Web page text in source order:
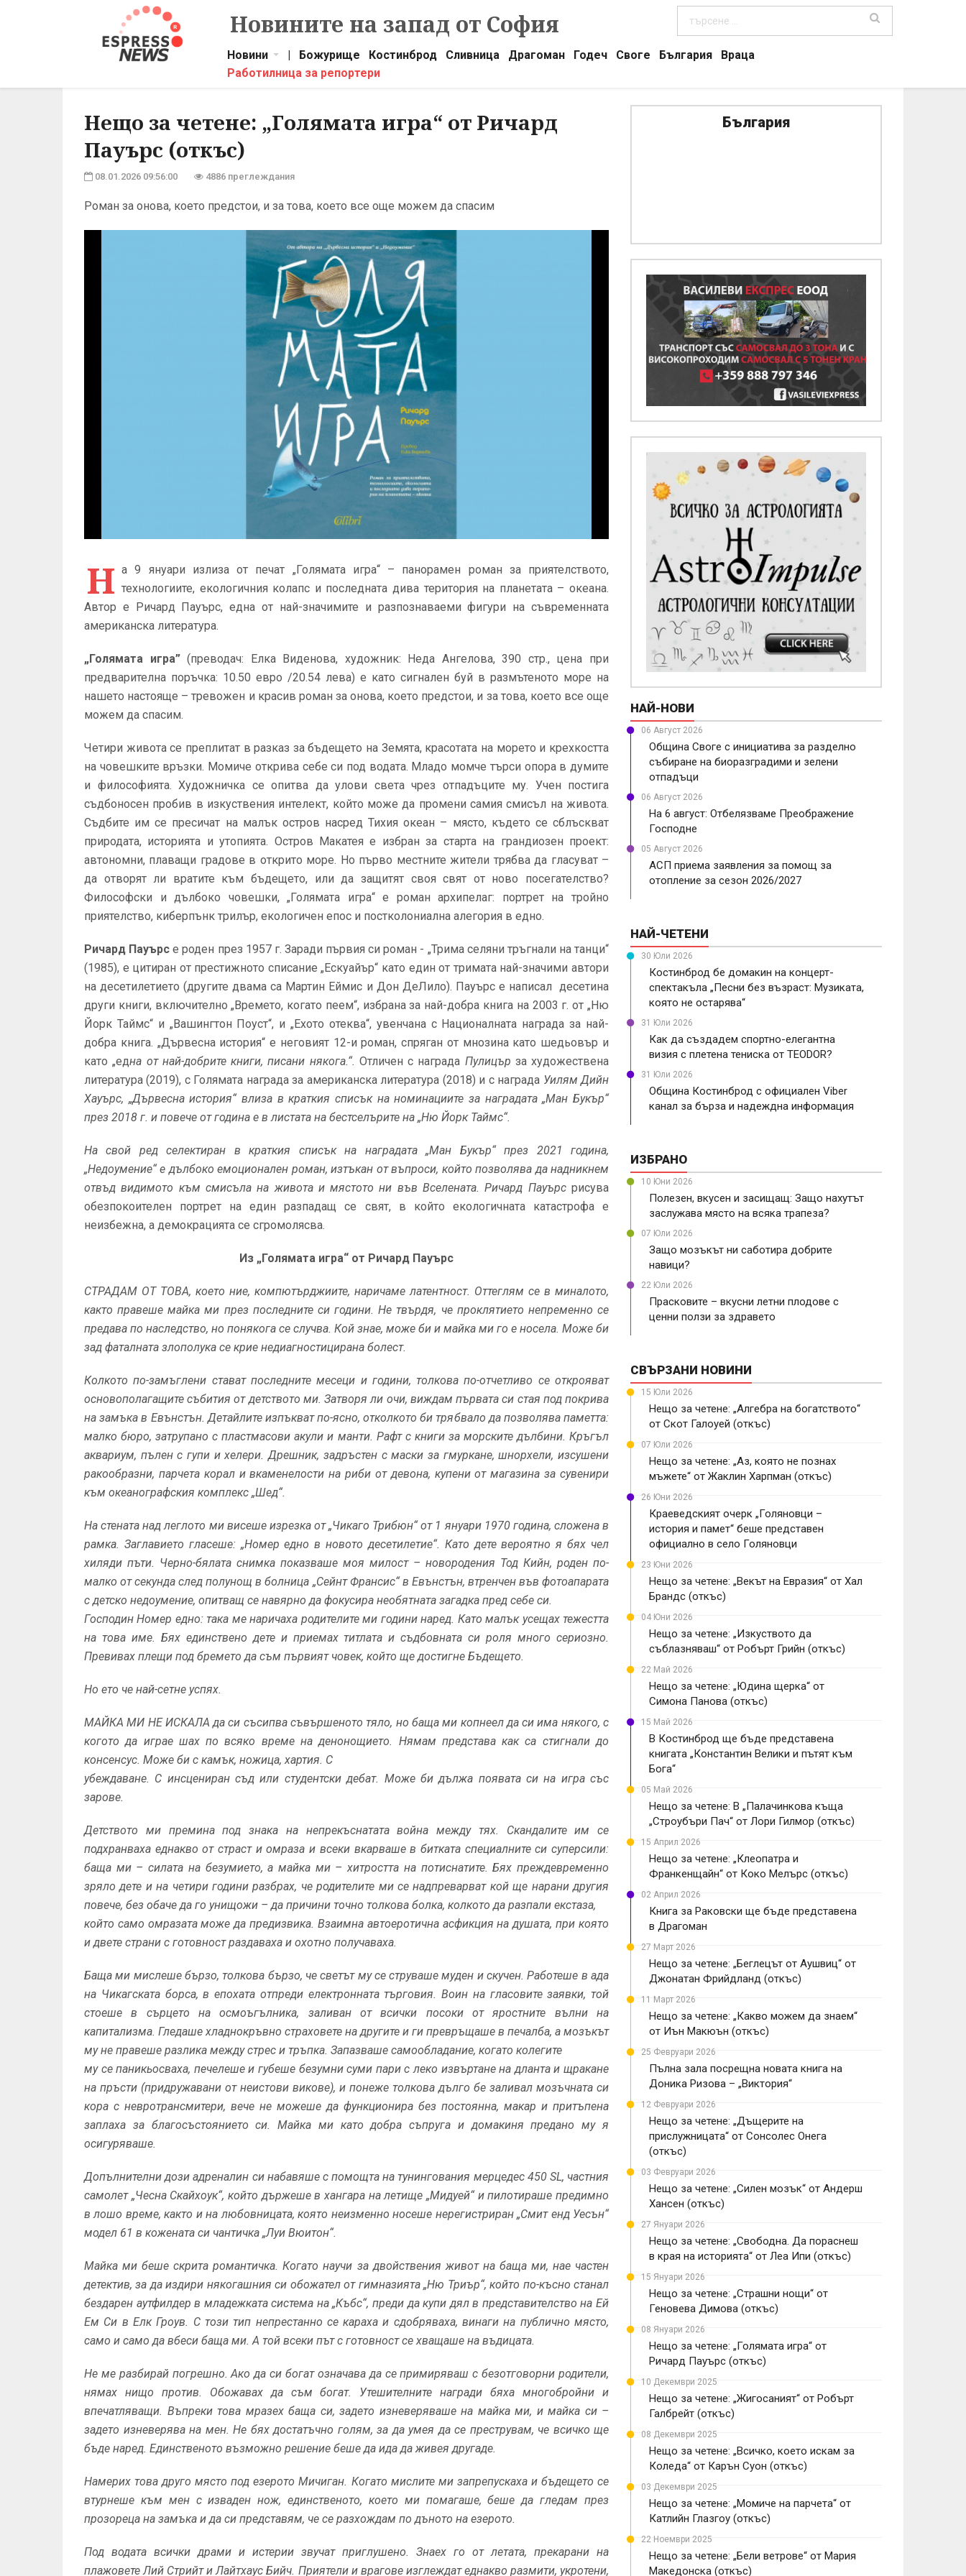
Новините на запад от София
Новини | Божурище Костинброд Сливница Драгоман Годеч Своге България
Враца
Работилница за репортери
Нещо за четене: „Голямата игра“ от Ричард
Пауърс (откъс)
08.01.2026 09:56:00 4886 преглеждания
Роман за онова, което предстои, и за това, което все още можем да спасим
Н а 9 януари излиза от печат „Голямата игра“ – панорамен роман за приятелството,
технологиите, екологичния колапс и последната дива територия на планетата – океана.
Автор е Ричард Пауърс, една от най-значимите и разпознаваеми фигури на съвременната
американска литература.
„Голямата игра”(преводач: Елка Виденова, художник: Неда Ангелова, 390 стр., цена при
предварителна поръчка: 10.50 евро /20.54 лева) е като сигнален буй в размътеното море на
нашето настояще – тревожен и красив роман за онова, което предстои, и за това, което все още
можем да спасим.
Четири живота се преплитат в разказ за бъдещето на Земята, красотата на морето и крехкостта
на човешките връзки. Момиче открива себе си под водата. Младо момче търси опора в думите
и философията. Художничка се опитва да улови света чрез отпадъците му. Учен постига
съдбоносен пробив в изкуствения интелект, който може да промени самия смисъл на живота.
Съдбите им се пресичат на малък остров насред Тихия океан – място, където се сблъскват
природата, историята и утопията. Остров Макатея е избран за старта на грандиозен проект:
автономни, плаващи градове в открито море. Но първо местните жители трябва да гласуват –
да отворят ли вратите към бъдещето, или да защитят своя свят от ново посегателство?
Философски и дълбоко човешки, „Голямата игра“ е роман архипелаг: портрет на тройно
приятелство, киберпънк трилър, екологичен епос и постколониална алегория в едно.
Ричард Пауърс е роден през 1957 г. Заради първия си роман - „Трима селяни тръгнали на танци“
(1985), е цитиран от престижното списание „Ескуайър“ като един от тримата най-значими автори
на десетилетието (другите двама са Мартин Еймис и Дон ДеЛило). Пауърс е написал десетина
други книги, включително „Времето, когато пеем“, избрана за най-добра книга на 2003 г. от „Ню
Йорк Таймс“ и „Вашингтон Поуст“, и „Ехото отеква“, увенчана с Националната награда за най-
добра книга. „Дървесна история“ е неговият 12-и роман, спряган от мнозина като шедьовър и
като „една от най-добрите книги, писани някога.“. Отличен с награда Пулицър за художествена
литература (2019), с Голямата награда за американска литература (2018) и с награда Уилям Дийн
Хауърс, „Дървесна история“ влиза в краткия списък на номинациите за наградата „Ман Букър“
през 2018 г. и повече от година е в листата на бестселърите на „Ню Йорк Таймс“.
На свой ред селектиран в краткия списък на наградата „Ман Букър“
през 2021 година,
„Недоумение“ е дълбоко емоционален роман, изтъкан от въпроси, който позволява да надникнем
отвъд видимото към смисъла на живота и мястото ни във Вселената. Ричард Пауърс рисува
обезпокоителен портрет на един разпадащ се свят, в който екологичната катастрофа е
неизбежна, а демокрацията се сгромолясва.
Из „Голямата игра“ от Ричард Пауърс
СТРАДАМ ОТ ТОВА, което ние, компютърджиите, наричаме латентност. Оттеглям се в миналото,
както правеше майка ми през последните си години. Не твърдя, че проклятието непременно се
предава по наследство, но понякога се случва. Кой знае, може би и майка ми го е носела. Може би
зад фаталната злополука се крие недиагностицирана болест.
Колкото по-замъглени стават последните месеци и години, толкова по-отчетливо се открояват
основополагащите събития от детството ми. Затворя ли очи, виждам първата си стая под покрива
на замъка в Евънстън. Детайлите изпъкват по-ясно, отколкото би трябвало да позволява паметта:
малко бюро, затрупано с пластмасови акули и манти. Рафт с книги за морските дълбини. Кръгъл
аквариум, пълен с гупи и хелери. Дрешник, задръстен с маски за гмуркане, шнорхели, изсушени
ракообразни, парчета корал и вкаменелости на риби от девона, купени от магазина за сувенири
към океанографския комплекс „Шед“.
На стената над леглото ми висеше изрезка от „Чикаго Трибюн“ от 1 януари 1970 година, сложена в
рамка. Заглавието гласеше: „Номер едно в новото десетилетие“. Като дете вероятно я бях чел
хиляди пъти. Черно-бялата снимка показваше моя милост – новородения Тод Кийн, роден по-
малко от секунда след полунощ в болница „Сейнт Франсис“ в Евънстън, втренчен във фотоапарата
с детско недоумение, опитващ се навярно да фокусира необятната загадка пред себе си.
Господин Номер едно: така ме наричаха родителите ми години наред. Като малък усещах тежестта
на това име. Бях единствено дете и приемах титлата и съдбовната си роля много сериозно.
Превивах плещи под бремето да съм първият човек, който ще достигне Бъдещето.
Но ето че най-сетне успях.
МАЙКА МИ НЕ ИСКАЛА да си съсипва съвършеното тяло, но баща ми копнеел да си има някого, с
когото да играе шах по всяко време на денонощието. Нямам представа как са стигнали до
консенсус. Може би с камък, ножица, хартия. С
убеждаване. С инсцениран съд или студентски дебат. Може би дължа появата си на игра със
зарове.
Детството ми премина под знака на непрекъснатата война между тях. Скандалите им се
подхранваха еднакво от страст и омраза и всеки вкарваше в битката специалните си суперсили:
баща ми – силата на безумието, а майка ми – хитростта на потиснатите. Бях преждевременно
зряло дете и на четири години разбрах, че родителите ми се надпреварват кой ще нарани другия
повече, без обаче да го унищожи – да причини точно толкова болка, колкото да разпали екстаза,
който само омразата може да предизвика. Взаимна автоеротична асфикция на душата, при която
и двете страни с готовност раздаваха и охотно получаваха.
Баща ми мислеше бързо, толкова бързо, че светът му се струваше муден и скучен. Работеше в ада
на Чикагската борса, в епохата отпреди електронната търговия. Воин на гласовите заявки, той
стоеше в сърцето на осмоъгълника, заливан от всички посоки от яростните вълни на
капитализма. Гледаше хладнокръвно страховете на другите и ги превръщаше в печалба, а мозъкът
му не правеше разлика между стрес и тръпка. Запазваше самообладание, когато колегите
му се паникьосваха, печелеше и губеше безумни суми пари с леко извъртане на дланта и щракане
на пръсти (придружавани от неистови викове), и понеже толкова дълго бе заливал мозъчната си
кора с невротрансмитери, вече не можеше да функционира без постоянна, макар и притъпена
заплаха за благосъстоянието си. Майка ми като добра съпруга и домакиня предано му я
осигуряваше.
Допълнителни дози адреналин си набавяше с помощта на тунингования мерцедес 450 SL, частния
самолет „Чесна Скайхоук“, който държеше в хангара на летище „Мидуей“ и пилотираше предимно
в лошо време, както и на любовницата, която неизменно носеше нерегистриран „Смит енд Уесън“
модел 61 в кожената си чантичка „Луи Вюитон“.
Майка ми беше скрита романтичка. Когато научи за двойствения живот на баща ми, нае частен
детектив, за да издири някогашния си обожател от гимназията „Ню Триър“, който по-късно станал
бездарен аутфилдер в младежката система на „Къбс“, преди да купи дял в представителство на Ей
Ем Си в Елк Гроув. С този тип непрестанно се караха и сдобряваха, винаги на публично място,
само и само да вбеси баща ми. А той всеки път с готовност се хващаше на въдицата.
Не ме разбирай погрешно. Ако да си богат означава да се примиряваш с безотговорни родители,
нямах нищо против. Обожавах да съм богат. Утешителните награди бяха многобройни и
впечатляващи. Въпреки това мразех баща си, задето изневеряваше на майка ми, и майка си –
задето изневерява на мен. Не бях достатъчно голям, за да умея да се преструвам, че всичко ще
бъде наред. Единственото възможно решение беше да ида да живея другаде.
Намерих това друго място под езерото Мичиган. Когато мислите ми запрепускаха и бъдещето се
втурнеше към мен с изваден нож, единственото, което ми помагаше, беше да гледам през
прозореца на замъка и да си представям, че се разхождам по дъното на езерото.
Под водата всички драми и истерии звучат приглушено. Знаех го от летата, прекарани на
плажовете Лий Стрийт и Лайтхаус Бийч. Приятели и врагове изглеждат еднакво размити, укротени,
България
НАЙ-НОВИ
06 Август 2026
Община Своге с инициатива за разделно
събиране на биоразградими и зелени
отпадъци
06 Август 2026
На 6 август: Отбелязваме Преображение
Господне
05 Август 2026
АСП приема заявления за помощ за
отопление за сезон 2026/2027
НАЙ-ЧЕТЕНИ
30 Юли 2026
Костинброд бе домакин на концерт-
спектакъла „Песни без възраст: Музиката,
която не остарява“
31 Юли 2026
Как да създадем спортно-елегантна
визия с плетена тениска от TEODOR?
31 Юли 2026
Община Костинброд с официален Viber
канал за бърза и надеждна информация
ИЗБРАНО
10 Юни 2026
Полезен, вкусен и засищащ: Защо нахутът
заслужава място на всяка трапеза?
07 Юли 2026
Защо мозъкът ни саботира добрите
навици?
22 Юли 2026
Прасковите – вкусни летни плодове с
ценни ползи за здравето
СВЪРЗАНИ НОВИНИ
15 Юли 2026
Нещо за четене: „Алгебра на богатството“
от Скот Галоуей (откъс)
07 Юли 2026
Нещо за четене: „Аз, която не познах
мъжете“ от Жаклин Харпман (откъс)
26 Юни 2026
Краеведският очерк „Голяновци –
история и памет“ беше представен
официално в село Голяновци
23 Юни 2026
Нещо за четене: „Векът на Евразия“ от Хал
Брандс (откъс)
04 Юни 2026
Нещо за четене: „Изкуството да
съблазняваш“ от Робърт Грийн (откъс)
22 Май 2026
Нещо за четене: „Юдина щерка“ от
Симона Панова (откъс)
15 Май 2026
В Костинброд ще бъде представена
книгата „Константин Велики и пътят към
Бога“
05 Май 2026
Нещо за четене: В „Палачинкова къща
„Строубъри Пач“ от Лори Гилмор (откъс)
15 Април 2026
Нещо за четене: „Клеопатра и
Франкенщайн“ от Коко Мелърс (откъс)
02 Април 2026
Книга за Раковски ще бъде представена
в Драгоман
27 Март 2026
Нещо за четене: „Беглецът от Аушвиц“ от
Джонатан Фрийдланд (откъс)
11 Март 2026
Нещо за четене: „Какво можем да знаем“
от Иън Макюън (откъс)
25 Февруари 2026
Пълна зала посрещна новата книга на
Доника Ризова – „Виктория“
12 Февруари 2026
Нещо за четене: „Дъщерите на
прислужницата“ от Сонсолес Онега
(откъс)
03 Февруари 2026
Нещо за четене: „Силен мозък“ от Андерш
Хансен (откъс)
27 Януари 2026
Нещо за четене: „Свободна. Да пораснеш
в края на историята“ от Леа Ипи (откъс)
15 Януари 2026
Нещо за четене: „Страшни нощи“ от
Геновева Димова (откъс)
08 Януари 2026
Нещо за четене: „Голямата игра“ от
Ричард Пауърс (откъс)
10 Декември 2025
Нещо за четене: „Жигосаният“ от Робърт
Галбрейт (откъс)
08 Декември 2025
Нещо за четене: „Всичко, което искам за
Коледа“ от Карън Суон (откъс)
03 Декември 2025
Нещо за четене: „Момиче на парчета“ от
Катлийн Глазгоу (откъс)
22 Ноември 2025
Нещо за четене: „Бели ветрове“ от Мария
Македонска (откъс)